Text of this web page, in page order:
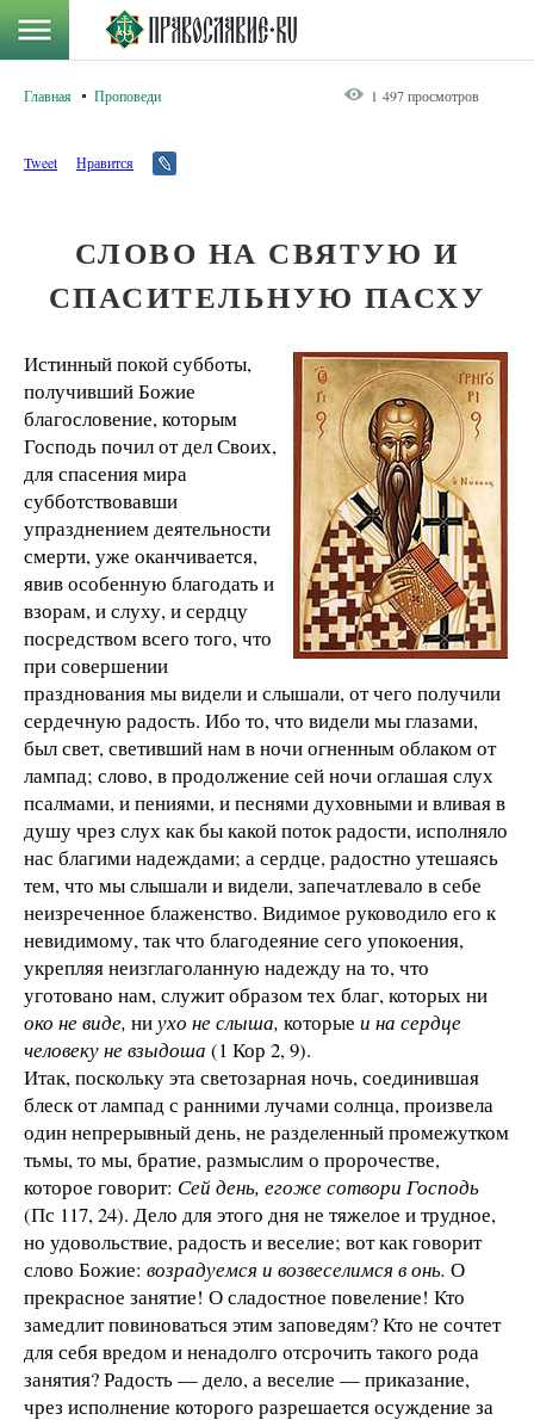
Главная Проповеди 1 497 просмотров
Tweet Нравится
СЛОВО НА СВЯТУЮ И
СПАСИТЕЛЬНУЮ ПАСХУ
Истинный покой субботы,
получивший Божие
благословение, которым
Господь почил от дел Своих,
для спасения мира
субботствовавши
упразднением деятельности
смерти, уже оканчивается,
явив особенную благодать и
взорам, и слуху, и сердцу
посредством всего того, что
при совершении
празднования мы видели и слышали, от чего получили
сердечную радость. Ибо то, что видели мы глазами,
был свет, светивший нам в ночи огненным облаком от
лампад; слово, в продолжение сей ночи оглашая слух
псалмами, и пениями, и песнями духовными и вливая в
душу чрез слух как бы какой поток радости, исполняло
нас благими надеждами; а сердце, радостно утешаясь
тем, что мы слышали и видели, запечатлевало в себе
неизреченное блаженство. Видимое руководило его к
невидимому, так что благодеяние сего упокоения,
укрепляя неизглаголанную надежду на то, что
уготовано нам, служит образом тех благ, которых ни
око не виде, ниухо не слыша, которые и на сердце
человеку не взыдоша (1 Кор 2, 9).
Итак, поскольку эта светозарная ночь, соединившая
блеск от лампад с ранними лучами солнца, произвела
один непрерывный день, не разделенный промежутком
тьмы, то мы, братие, размыслим о пророчестве,
которое говорит: Сей день, егоже сотвори Господь
(Пс 117, 24). Дело для этого дня не тяжелое и трудное,
но удовольствие, радость и веселие; вот как говорит
слово Божие: возрадуемся и возвеселимся в онь. О
прекрасное занятие! О сладостное повеление! Кто
замедлит повиноваться этим заповедям? Кто не сочтет
для себя вредом и ненадолго отсрочить такого рода
занятия? Радость — дело, а веселие — приказание,
чрез исполнение которого разрешается осуждение за